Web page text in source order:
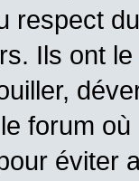
respect
Ils ont
forum
éviter